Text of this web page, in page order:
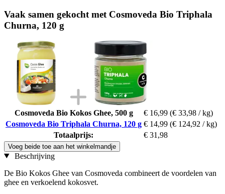
Vaak samen gekocht met Cosmoveda Bio Triphala
Churna, 120 g
Cosmoveda Bio Kokos Ghee, 500 g € 16,99 (€ 33,98 / kg)
Cosmoveda Bio Triphala Churna, 120 g € 14,99 (€ 124,92 / kg)
Totaalprijs:
€ 31,98
Voeg beide toe aan het winkelmandje
Beschrijving
De Bio Kokos Ghee van Cosmoveda combineert de voordelen van
ghee en verkoelend kokosvet.